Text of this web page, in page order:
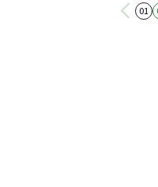
面積均創下新高。但在01